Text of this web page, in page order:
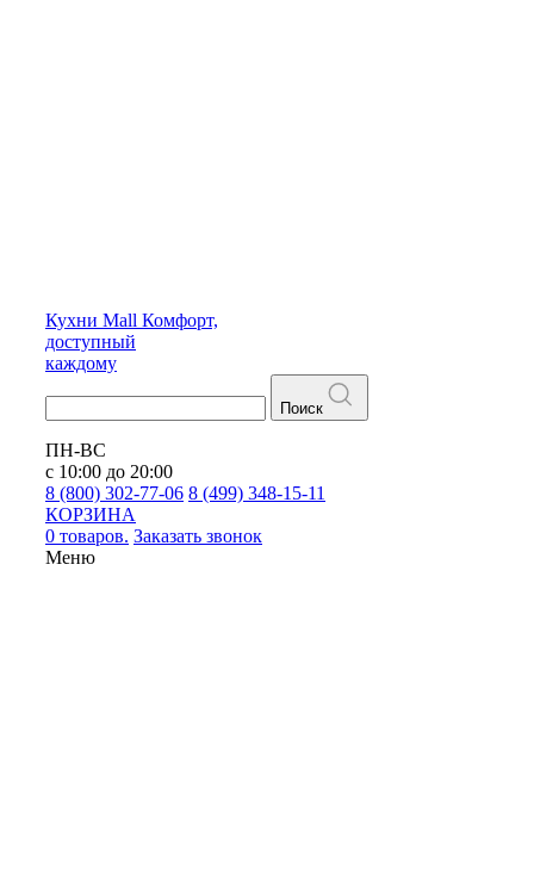
Кухни Mall Комфорт,
доступный
каждому
Поиск
ПН-ВС
с 10:00 до 20:00
8 (800) 302-77-06 8 (499) 348-15-11
КОРЗИНА
0 товаров. Заказать звонок
Меню